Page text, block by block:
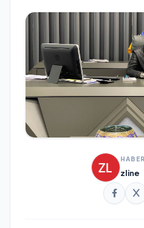
zline